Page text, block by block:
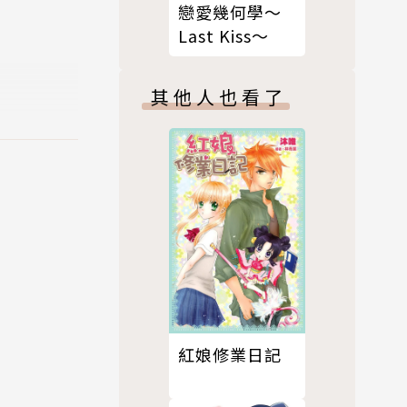
戀愛幾何學～
Last Kiss～
其他人也看了
紅娘修業日記